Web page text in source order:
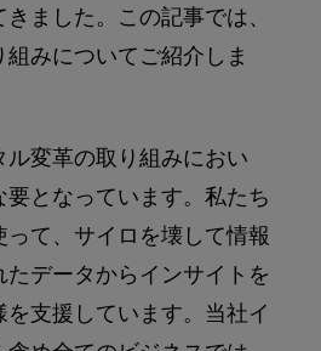
ました。この記事では、
みについてご紹介しま
変革の取り組みにおい
となっています。私たち
て、サイロを壊して情報
データからインサイトを
支援しています。当社イ